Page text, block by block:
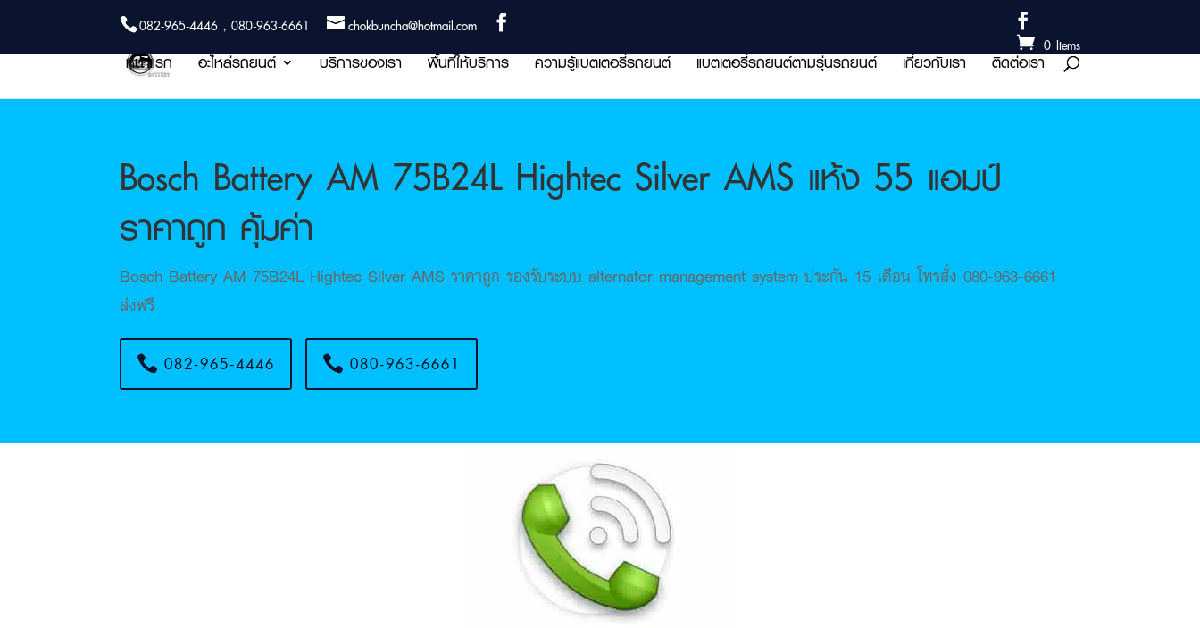
082-965-4446 , 080-963-6661
chokbuncha@hotmail.com
0 Items
หน้าแรก อะไหล่รถยนต์ บริการของเรา พื้นที่ให้บริการ ความรู้แบตเตอรี่รถยนต์ แบตเตอรี่รถยนต์ตามรุ่นรถยนต์ เกี่ยวกับเรา ติดต่อเรา
Bosch Battery AM 75B24L Hightec Silver AMS แห้ง 55 แอมป์
ราคาถูก คุ้มค่า
Bosch Battery AM 75B24L Hightec Silver AMS ราคาถูก รองรับระบบ alternator management system ประกัน 15 เดือน โทรสั่ง 080-963-6661
ส่งฟรี
082-965-4446 080-963-6661